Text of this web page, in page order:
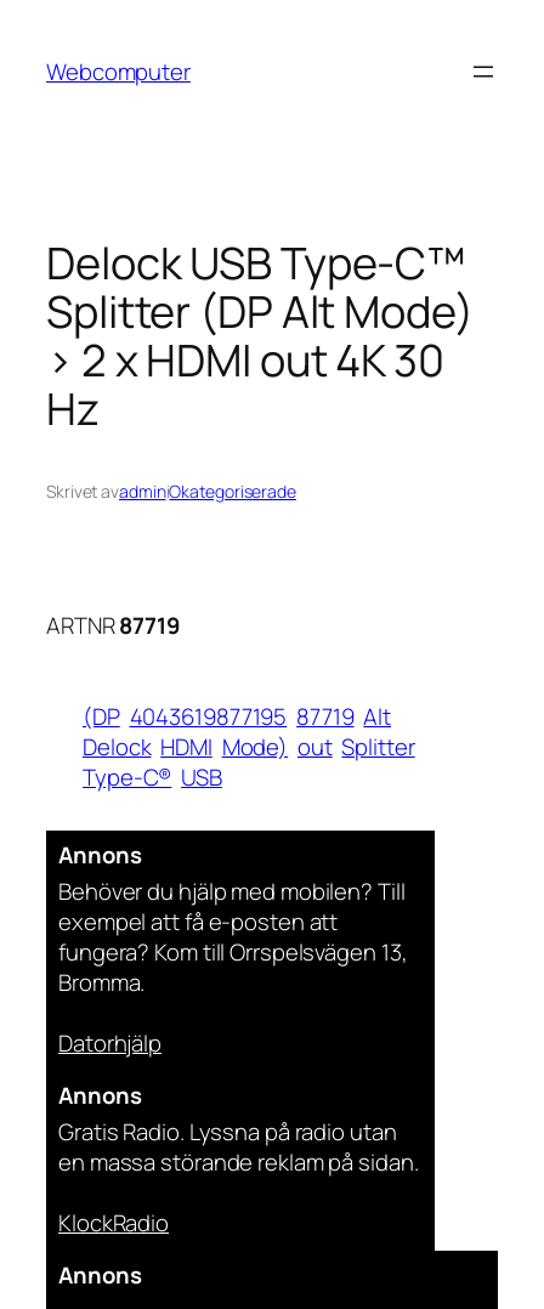
innehåll
Webcomputer
Delock USB Type-C™
Splitter (DP Alt Mode)
> 2 x HDMI out 4K 30
Hz
Skrivet avadminiOkategoriserade
ARTNR87719
(DP 4043619877195 87719 Alt
Delock HDMI Mode) out Splitter
Type-C® USB
Annons
Behöver du hjälp med mobilen? Till
exempel att få e-posten att
fungera? Kom till Orrspelsvägen 13,
Bromma.
Datorhjälp
Annons
Gratis Radio. Lyssna på radio utan
en massa störande reklam på sidan.
KlockRadio
Annons